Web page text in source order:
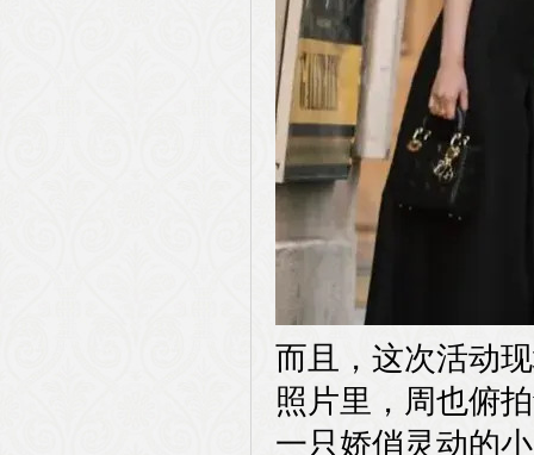
而且，这次活动
照片里，周也俯
一只娇俏灵动的